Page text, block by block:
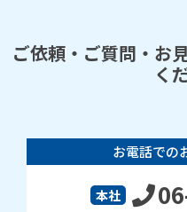
ご依頼・ご質問・お
く
お電話での
本社